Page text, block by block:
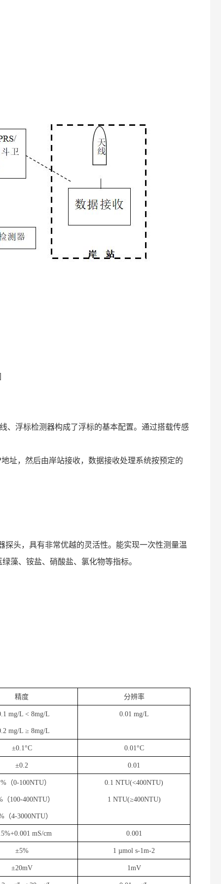
、浮标检测器构成了浮标的基本配置。通过搭载传感
址，然后由岸站接收，数据接收处理系统按预定的
头，具有非常优越的灵活性。能实现一次性测量温
藻、铵盐、硝酸盐、氯化物等指标。
精度 分辨率
mg/L < 8mg/L
mg/L ≥ 8mg/L
0.01 mg/L
±0.1°C 0.01°C
±0.2 0.01
（0-100NTU）
（100-400NTU）
（4-3000NTU）
0.1 NTU(<400NTU)
1 NTU(≥400NTU)
mS/cm 0.001
±5% 1 µmol s-1m-2
±20mV 1mV